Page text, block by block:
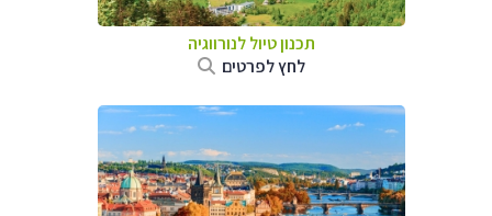
תכנון טיול לנורווגיה
לחץ לפרטים